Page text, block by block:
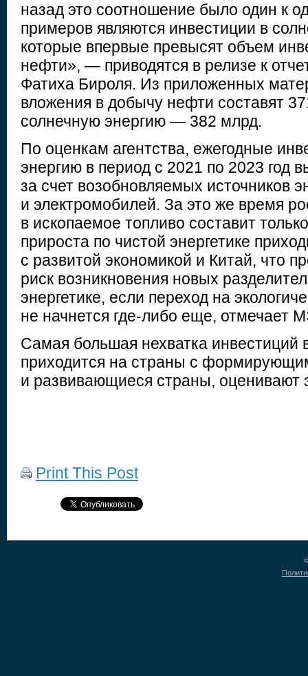
назад это соотношение было один к
примеров являются инвестиции в
которые впервые превысят объем
нефти», — приводятся в релизе к
Фатиха Бироля. Из приложенных
вложения в добычу нефти составят
солнечную энергию — 382 млрд.
По оценкам агентства, ежегодные
энергию в период с 2021 по 2023 год
за счет возобновляемых источников
и электромобилей. За это же время
в ископаемое топливо составит
прироста по чистой энергетике
с развитой экономикой и Китай, что
риск возникновения новых
энергетике, если переход на
не начнется где-либо еще, отмечает
Самая большая нехватка инвестиций
приходится на страны с
и развивающиеся страны, оценивают
Print This Post